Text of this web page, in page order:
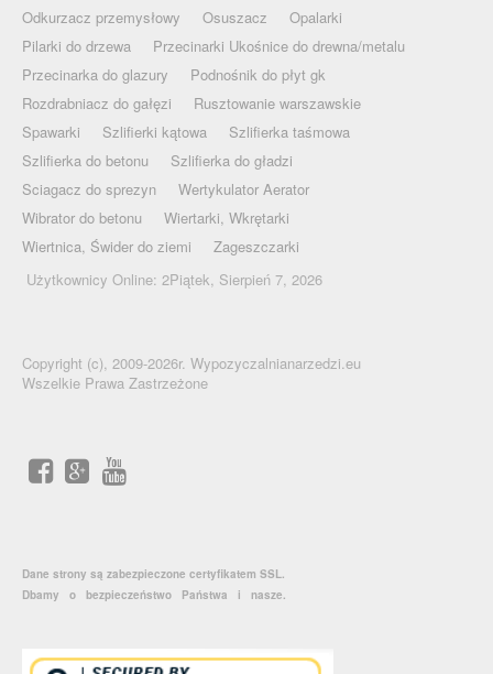
Odkurzacz przemysłowy
Osuszacz
Opalarki
Pilarki do drzewa
Przecinarki Ukośnice do drewna/metalu
Przecinarka do glazury
Podnośnik do płyt gk
Rozdrabniacz do gałęzi
Rusztowanie warszawskie
Spawarki
Szlifierki kątowa
Szlifierka taśmowa
Szlifierka do betonu
Szlifierka do gładzi
Sciagacz do sprezyn
Wertykulator Aerator
Wibrator do betonu
Wiertarki, Wkrętarki
Wiertnica, Świder do ziemi
Zageszczarki
Użytkownicy Online: 2Piątek, Sierpień 7, 2026
Copyright (c), 2009-2026r. Wypozyczalnianarzedzi.eu
Wszelkie Prawa Zastrzeżone
Dane strony są zabezpieczone certyfikatem SSL.
Dbamy o bezpieczeństwo Państwa i nasze.